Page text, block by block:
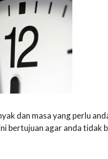
dan masa yang perlu
bertujuan agar anda tidak